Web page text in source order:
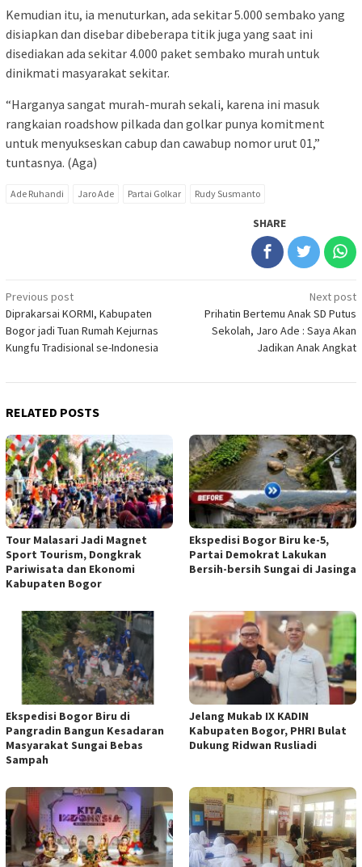
Kemudian itu, ia menuturkan, ada sekitar 5.000 sembako yang
disiapkan dan disebar dibeberapa titik juga yang saat ini
disediakan ada sekitar 4.000 paket sembako murah untuk
dinikmati masyarakat sekitar.
“Harganya sangat murah-murah sekali, karena ini masuk
rangkaian roadshow pilkada dan golkar punya komitment
untuk menyukseskan cabup dan cawabup nomor urut 01,”
tuntasnya. (Aga)
Ade Ruhandi Jaro Ade Partai Golkar Rudy Susmanto
SHARE
Post
navigation
Previous post
Diprakarsai KORMI, Kabupaten
Bogor jadi Tuan Rumah Kejurnas
Kungfu Tradisional se-Indonesia
Next post
Prihatin Bertemu Anak SD Putus
Sekolah, Jaro Ade : Saya Akan
Jadikan Anak Angkat
RELATED POSTS
Tour Malasari Jadi Magnet
Sport Tourism, Dongkrak
Pariwisata dan Ekonomi
Kabupaten Bogor
Ekspedisi Bogor Biru ke-5,
Partai Demokrat Lakukan
Bersih-bersih Sungai di Jasinga
Ekspedisi Bogor Biru di
Pangradin Bangun Kesadaran
Masyarakat Sungai Bebas
Sampah
Jelang Mukab IX KADIN
Kabupaten Bogor, PHRI Bulat
Dukung Ridwan Rusliadi